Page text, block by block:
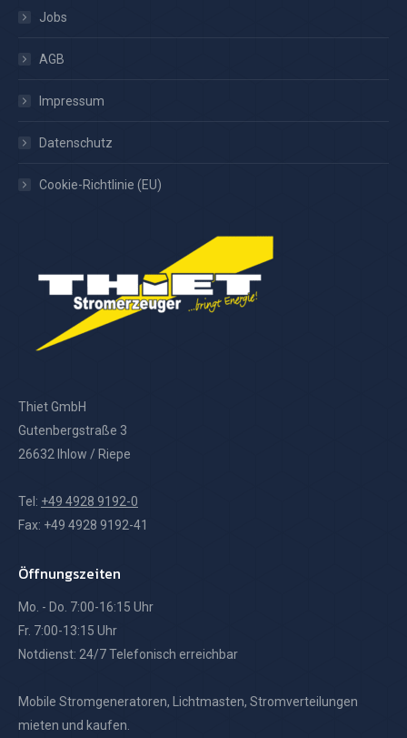
Jobs
AGB
Impressum
Datenschutz
Cookie-Richtlinie (EU)
Thiet GmbH
Gutenbergstraße 3
26632 Ihlow / Riepe
Tel: +49 4928 9192-0
Fax: +49 4928 9192-41
Öffnungszeiten
Mo. - Do. 7:00-16:15 Uhr
Fr. 7:00-13:15 Uhr
Notdienst: 24/7 Telefonisch erreichbar
Mobile Stromgeneratoren, Lichtmasten, Stromverteilungen
mieten und kaufen.